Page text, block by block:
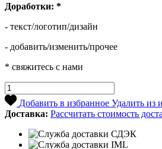
Доработки: *
- текст/логотип/дизайн
- добавить/изменить/прочее
* свяжитесь с нами
Добавить в избранное Удалить из
Доставка: Рассчитать стоимость